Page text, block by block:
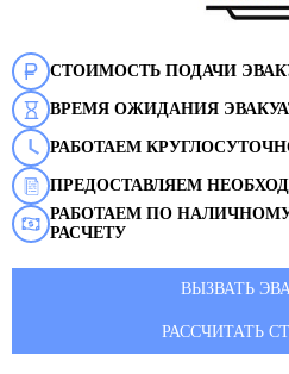
СТОИМОСТЬ ПОДАЧИ
ВРЕМЯ ОЖИДАНИЯ
РАБОТАЕМ
ПРЕДОСТАВЛЯЕМ
РАБОТАЕМ ПО
РАСЧЕТУ
ВЫЗВАТЬ
РАССЧИТАТЬ